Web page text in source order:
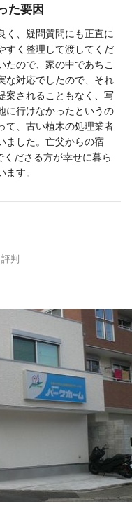
た要因
く、疑問質問にも正直に
すく整理して渡してくだ
たので、家の中であちこ
な対応でしたので、それ
案されることもなく、写
に行けなかったというの
て、古い植木の処理業者
ました。亡父からの宿
ださる方が幸せに暮ら
す。
判